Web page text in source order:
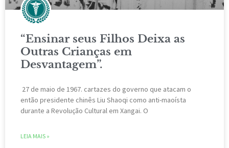
“Ensinar seus Filhos Deixa as
Outras Crianças em
Desvantagem”.
27 de maio de 1967. cartazes do governo que atacam o
então presidente chinês Liu Shaoqi como anti-maoísta
durante a Revolução Cultural em Xangai. O
LEIA MAIS »